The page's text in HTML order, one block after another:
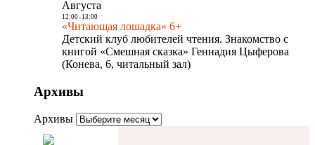
Августа
12:00- 13:00
«Читающая лошадка» 6+
Детский клуб любителей чтения. Знакомство с
книгой «Смешная сказка» Геннадия Цыферова
(Конева, 6, читальный зал)
Архивы
Архивы